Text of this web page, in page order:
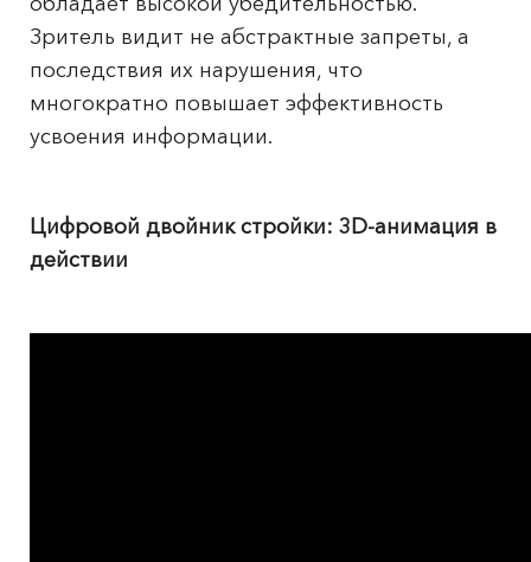
Зритель видит не абстрактные запреты, а
последствия их нарушения, что
многократно повышает эффективность
усвоения информации.
Цифровой двойник стройки: 3D-анимация в
действии